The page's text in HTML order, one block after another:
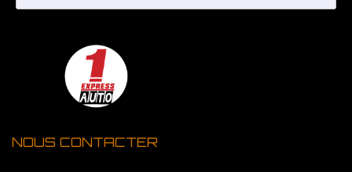
NOUS CONTACTER